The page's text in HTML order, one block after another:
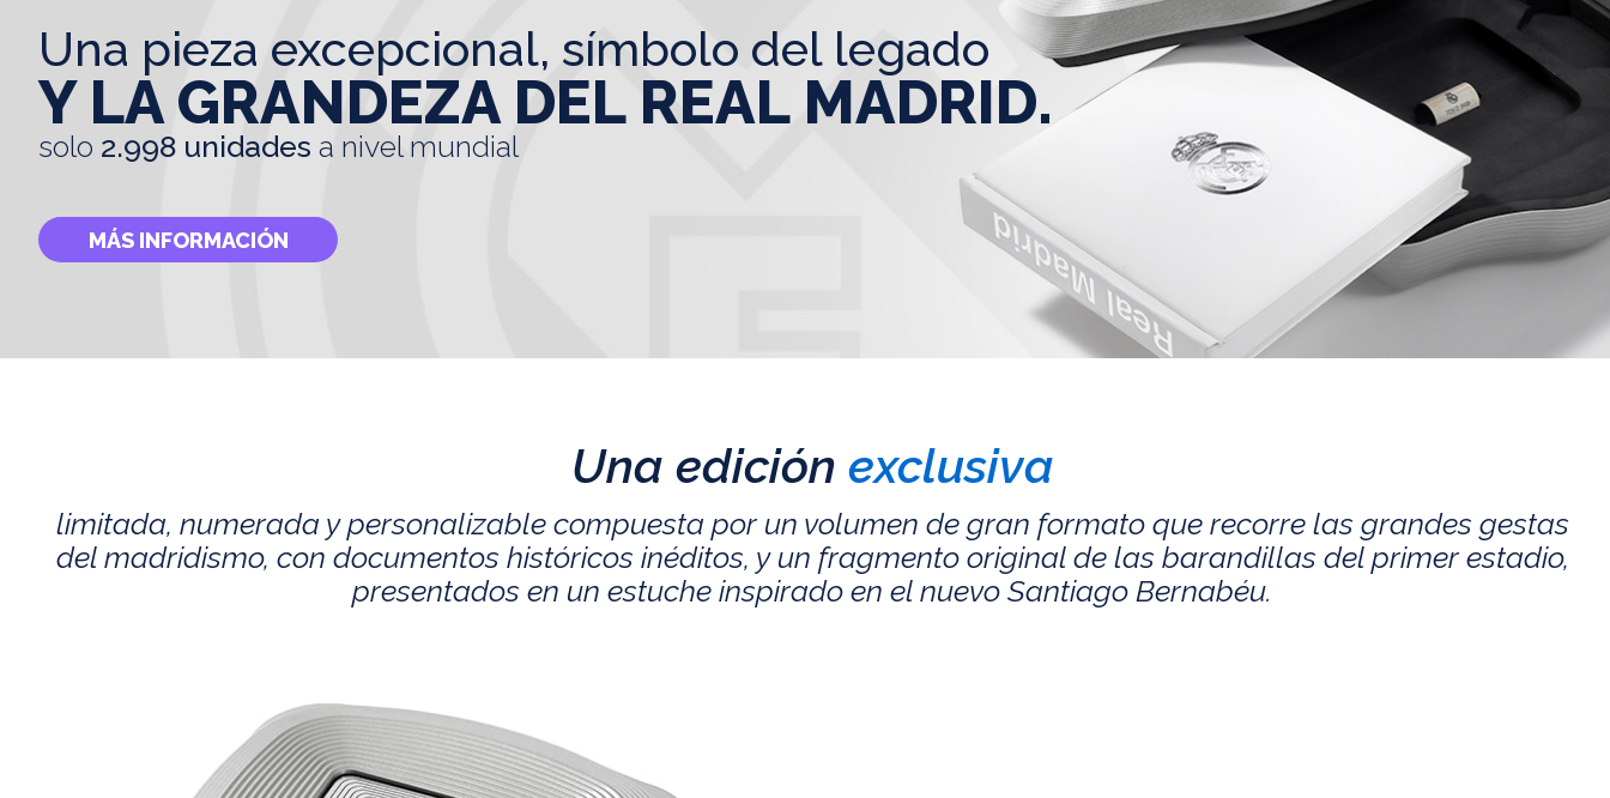
una pieza excepcional, símbolo del legado
Y LA GRANDEZA DEL REAL MADRID.
solo 2.998 unidades a nivel mundial
MÁS INFORMACIÓN
Una edición exclusiva
limitada, numerada y personalizable compuesta por un volumen de gran formato que recorre las grandes gestas
del madridismo, con documentos históricos inéditos, y un fragmento original de las barandillas del primer estadio,
presentados en un estuche inspirado en el nuevo Santiago Bernabéu.